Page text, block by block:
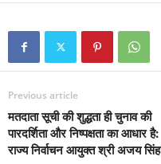
Previous article
मतदाता सूची की शुद्धता ही चुनाव की
पारदर्शिता और निष्पक्षता का आधार है:
राज्य निर्वाचन आयुक्त श्री अजय सिंह